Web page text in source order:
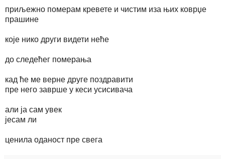
приљежно померам кревете и чистим иза њих коврџе
прашине
које нико други видети неће
до следећег померања
кад ће ме верне друге поздравити
пре него заврше у кеси усисивача
али ја сам увек
јесам ли
ценила оданост пре свега